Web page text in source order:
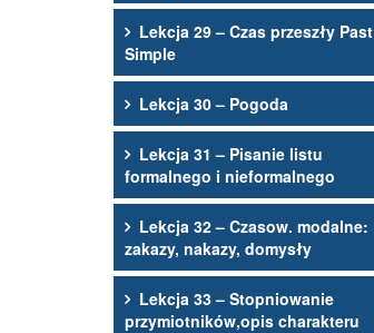
Lekcja 29 – Czas przeszły Past
Simple
Lekcja 30 – Pogoda
Lekcja 31 – Pisanie listu
formalnego i nieformalnego
Lekcja 32 – Czasow. modalne:
zakazy, nakazy, domysły
Lekcja 33 – Stopniowanie
przymiotników,opis charakteru